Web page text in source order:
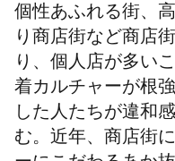
個性あふれる街、
り商店街など商店
り、個人店が多い
着カルチャーが根
した人たちが違和
む。近年、商店街